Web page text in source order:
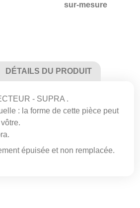
sur-mesure
DÉTAILS DU PRODUIT
- SUPRA .
: la forme de cette pièce peut
épuisée et non remplacée.